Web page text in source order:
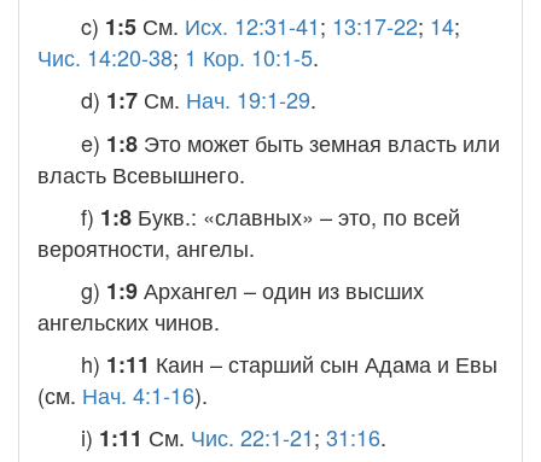
c) 1:5 См. Исх. 12:31-41; 13:17-22; 14;
Чис. 14:20-38; 1 Кор. 10:1-5.
d) 1:7 См. Нач. 19:1-29.
e) 1:8 Это может быть земная власть или
власть Всевышнего.
f) 1:8 Букв.: «славных» – это, по всей
вероятности, ангелы.
g) 1:9Архангел – один из высших
ангельских чинов.
h) 1:11 Каин – старший сын Адама и Евы
(см. Нач. 4:1-16).
i) 1:11 См. Чис. 22:1-21; 31:16.